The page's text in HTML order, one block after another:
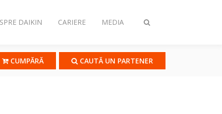
Comutare
DAIKIN CARIERE MEDIA
CUMPĂRĂ CAUTĂ UN PARTENER